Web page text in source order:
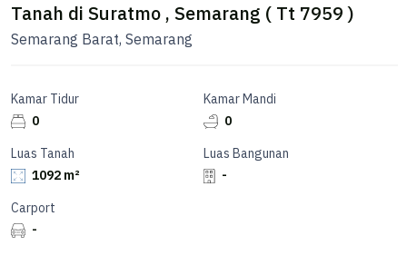
Tanah di Suratmo , Semarang ( Tt 7959 )
Semarang Barat, Semarang
Kamar Tidur
0
Kamar Mandi
0
Luas Tanah
1092 m²
Luas Bangunan
-
Carport
-